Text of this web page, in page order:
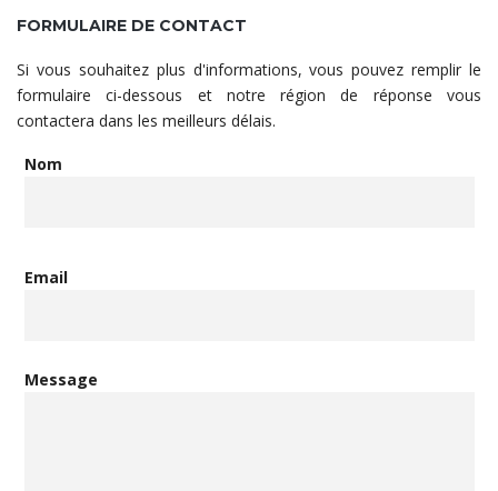
FORMULAIRE DE CONTACT
Si vous souhaitez plus d'informations, vous pouvez remplir le
formulaire ci-dessous et notre région de réponse vous
contactera dans les meilleurs délais.
Nom
Email
Message